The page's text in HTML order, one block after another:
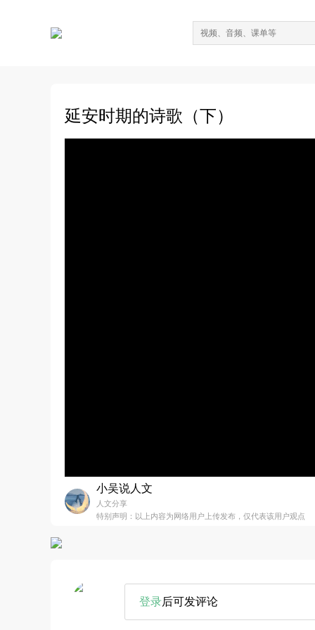
延安时期的诗歌（下）
小吴说人文
人文分享
特别声明：以上内容为网络用户上传发布，仅代表该用户观点
登录后可发评论